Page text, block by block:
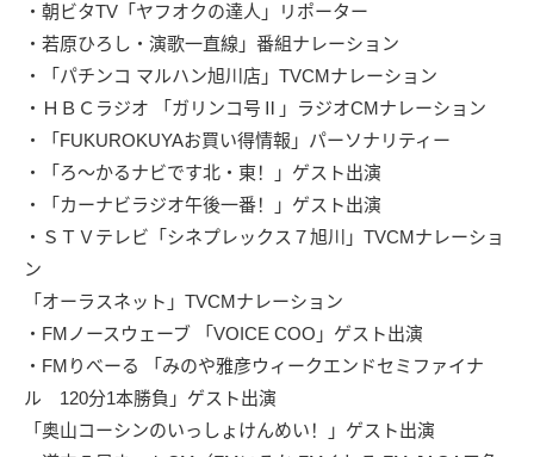
・朝ビタTV「ヤフオクの達人」リポーター
・若原ひろし・演歌一直線」番組ナレーション
・「パチンコ マルハン旭川店」TVCMナレーション
・ＨＢＣラジオ 「ガリンコ号Ⅱ」ラジオCMナレーション
・「FUKUROKUYAお買い得情報」パーソナリティー
・「ろ～かるナビです北・東！」ゲスト出演
・「カーナビラジオ午後一番！」ゲスト出演
・ＳＴＶテレビ「シネプレックス７旭川」TVCMナレーショ
ン
「オーラスネット」TVCMナレーション
・FMノースウェーブ 「VOICE COO」ゲスト出演
・FMりべーる 「みのや雅彦ウィークエンドセミファイナ
ル 120分1本勝負」ゲスト出演
「奥山コーシンのいっしょけんめい！」ゲスト出演